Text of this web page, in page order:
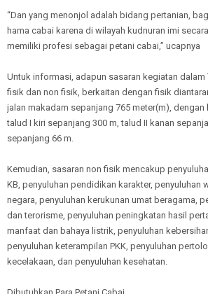
“Dan yang menonjol adalah bidang pertanian,
hama cabai karena di wilayah kudnuran imi
memiliki profesi sebagai petani cabai,” ucapnya
Untuk informasi, adapun sasaran kegiatan dalam
fisik dan non fisik, berkaitan dengan fisik
jalan makadam sepanjang 765 meter(m), dengan
talud I kiri sepanjang 300 m, talud II kanan
sepanjang 66 m.
Kemudian, sasaran non fisik mencakup
KB, penyuluhan pendidikan karakter, penyuluhan
negara, penyuluhan kerukunan umat beragama,
dan terorisme, penyuluhan peningkatan hasil
manfaat dan bahaya listrik, penyuluhan
penyuluhan keterampilan PKK, penyuluhan
kecelakaan, dan penyuluhan kesehatan.